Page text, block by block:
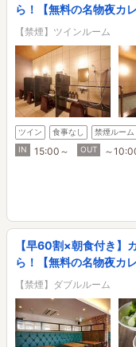
ら！【無料の名物夜カ
【禁煙】ツインルーム
ツイン 食事なし
禁煙ルーム
IN
15:00～ OUT ～
【早60割×朝食付き】
ら！【無料の名物夜カ
【禁煙】ダブルルーム